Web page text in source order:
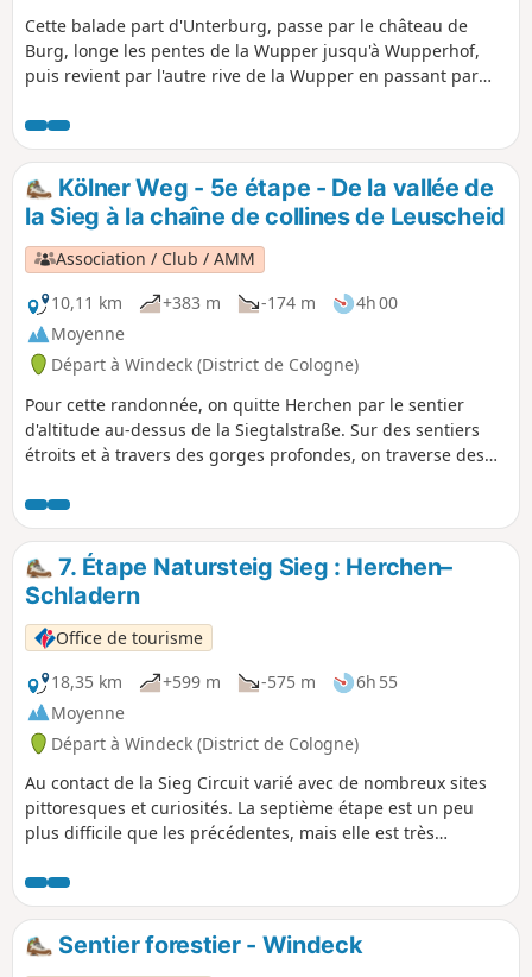
Cette balade part d'Unterburg, passe par le château de
Burg, longe les pentes de la Wupper jusqu'à Wupperhof,
puis revient par l'autre rive de la Wupper en passant par
accompagne sur une grande partie du chemin.
Kölner Weg - 5e étape - De la vallée de
la Sieg à la chaîne de collines de Leuscheid
Association / Club / AMM
10,11 km
+383 m -174 m
4h 00
Moyenne
Départ à Windeck (District de Cologne)
Pour cette randonnée, on quitte Herchen par le sentier
d'altitude au-dessus de la Siegtalstraße. Sur des sentiers
étroits et à travers des gorges profondes, on traverse des
pour rejoindre la gare de Herchen, bien au-dessus de la
Sieg. Ici, on traverse la Sieg et remonte à nouveau. On se
retrouve bientôt à nouveau au-dessus de la rivière. On doit
encore franchir une forte montée avant d'arriver à
Schneppe. Sur le chemin vers Kuchhausen, on peut faire un
détour par un impressionnant cratère de basalte. La
randonnée se termine à Leuscheid.
7. Étape Natursteig Sieg : Herchen–
Schladern
Office de tourisme
18,35 km
+599 m -575 m
6h 55
Moyenne
Départ à Windeck (District de Cologne)
Au contact de la Sieg Circuit varié avec de nombreux sites
pittoresques et curiosités. La septième étape est un peu
plus difficile que les précédentes, mais elle est très
avec une vue magnifique sur la Sieg jusqu'au château de
Windeck. • Beaux itinéraires le long de la Sieg • Itinéraire
aventureux sur de nombreux sentiers étroits, sinon
chemins le long des berges, dans les bois et les prairies •
Sentier forestier - Windeck